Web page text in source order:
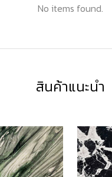
No items found.
สินค้าแนะนำ